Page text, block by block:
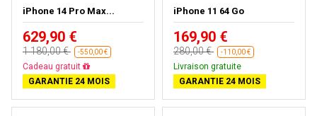
iPhone 14 Pro Max...
629,90 €
1 180,00 € -550,00 €
Livraison gratuite
GARANTIE 24 MOIS
iPhone 11 64 Go
169,90 €
280,00 € -110,00 €
Livraison gratuite
GARANTIE 24 MOIS